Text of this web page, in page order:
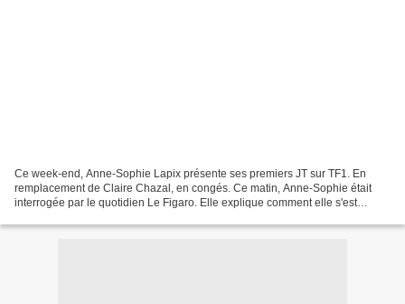
Ce week-end, Anne-Sophie Lapix présente ses premiers JT sur TF1. En
remplacement de Claire Chazal, en congés. Ce matin, Anne-Sophie était
interrogée par le quotidien Le Figaro. Elle explique comment elle s'est